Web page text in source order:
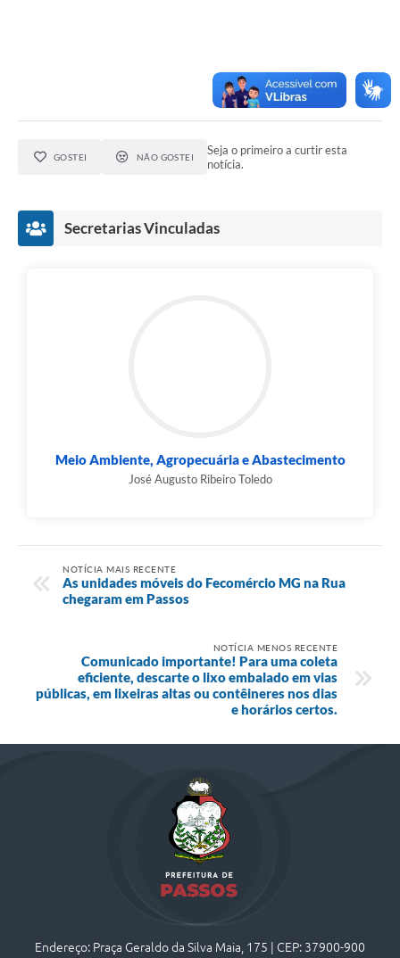
GOSTEI NÃO GOSTEI
Seja o primeiro a curtir esta
notícia.
Secretarias Vinculadas
Meio Ambiente, Agropecuária e Abastecimento
José Augusto Ribeiro Toledo
NOTÍCIA MAIS RECENTE
As unidades móveis do Fecomércio MG na Rua
chegaram em Passos
NOTÍCIA MENOS RECENTE
Comunicado importante! Para uma coleta
eficiente, descarte o lixo embalado em vias
públicas, em lixeiras altas ou contêineres nos dias
e horários certos.
Endereço: Praça Geraldo da Silva Maia, 175 | CEP: 37900-900